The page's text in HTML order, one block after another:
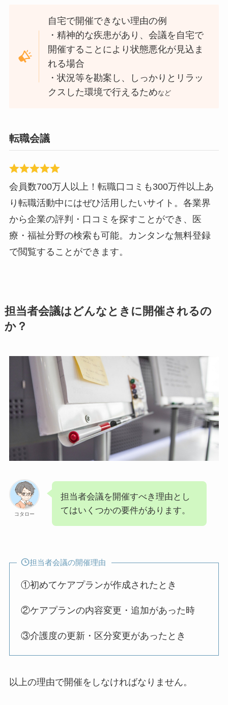
自宅で開催できない理由の例
・精神的な疾患があり、会議を自宅で
開催することにより状態悪化が見込ま
れる場合
・状況等を勘案し、しっかりとリラッ
クスした環境で行えるためなど
転職会議
会員数700万人以上！転職口コミも300万件以上あ
り転職活動中にはぜひ活用したいサイト。各業界
から企業の評判・口コミを探すことができ、医
療・福祉分野の検索も可能。カンタンな無料登録
で閲覧することができます。
担当者会議はどんなときに開催されるの
か？
コタロー
担当者会議を開催すべき理由とし
てはいくつかの要件があります。
担当者会議の開催理由
①初めてケアプランが作成されたとき
②ケアプランの内容変更・追加があった時
③介護度の更新・区分変更があったとき
以上の理由で開催をしなければなりません。